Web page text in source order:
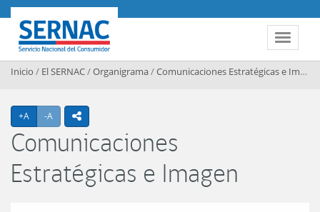
Contenido principal
Toggle
SERNAC
Inicio / El SERNAC/Organigrama/Comunicaciones Estratégicas e Imagen
+A Agrandar texto
-A Achicar textoicono compartir
Comunicaciones
Estratégicas e Imagen